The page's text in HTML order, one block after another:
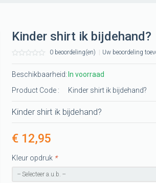
Kinder shirt ik bijdehand?
0 beoordeling(en) Uw beoordeling
Beschikbaarheid: In voorraad
Product Code :
Kinder shirt ik bijdehand?
Kinder shirt ik bijdehand?
€ 12,95
*
Kleur opdruk